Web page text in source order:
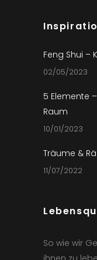
Feng Shui –
02/05/2023
5 Elemente
Raum
10/01/2023
Träume &
11/07/2022
So wie wir